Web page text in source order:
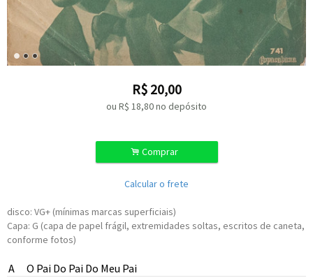
R$ 20,00
ou R$ 18,80no depósito
. Comprar
Calcular o frete
disco: VG+ (mínimas marcas superficiais)
Capa: G (capa de papel frágil, extremidades soltas, escritos de caneta,
conforme fotos)
A
O Pai Do Pai Do Meu Pai